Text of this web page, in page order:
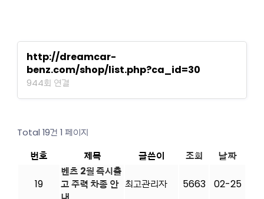
http://dreamcar-
benz.com/shop/list.php?ca_id=30
944회 연결
Total 19건 1 페이지
번호 제목 글쓴이 조회 날짜
19
벤츠 2월 즉시출
고 주력 차종 안 최고관리자 5663 02-25